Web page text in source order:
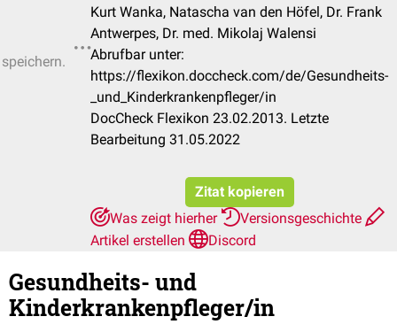
Kurt Wanka, Natascha van den Höfel, Dr. Frank
Antwerpes, Dr. med. Mikolaj Walensi
Abrufbar unter:
https://flexikon.doccheck.com/de/Gesundheits-
_und_Kinderkrankenpfleger/in
DocCheck Flexikon 23.02.2013. Letzte
Bearbeitung 31.05.2022
Zitat kopieren
Was zeigt hierher
Versionsgeschichte
Artikel erstellen
Discord
Gesundheits- und
Kinderkrankenpfleger/in